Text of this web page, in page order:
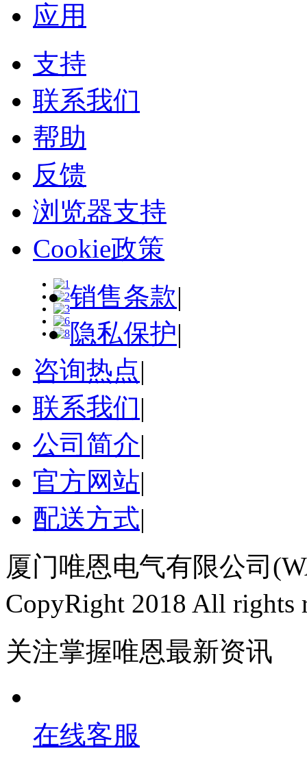
应用
支持
联系我们
帮助
反馈
浏览器支持
Cookie政策
销售条款|
隐私保护|
咨询热点|
联系我们|
公司简介|
官方网站|
配送方式|
厦门唯恩电气有限公司
CopyRight 2018 All rights
关注掌握唯恩最新资讯
在线客服